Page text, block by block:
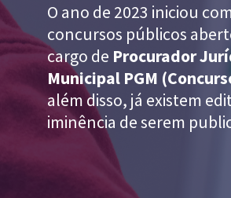
O ano de 2023 iniciou
concursos públicos
cargo de Procurador
Municipal PGM
além disso, já existem
iminência de serem